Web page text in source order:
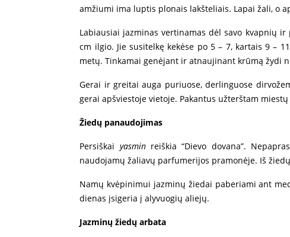
amžiumi ima luptis plonais lakšteliais. Lapai žali, o
Labiausiai jazminas vertinamas dėl savo kvapnių
cm ilgio. Jie susitelkę kekėse po 5 – 7, kartais 9 –
metų. Tinkamai genėjant ir atnaujinant krūmą žydi
Gerai ir greitai auga puriuose, derlinguose
gerai apšviestoje vietoje. Pakantus užterštam
Žiedų panaudojimas
Persiškai yasminreiškia “Dievo dovana”.
naudojamų žaliavų parfumerijos pramonėje. Iš
Namų kvėpinimui jazminų žiedai paberiami ant
dienas įsigeria į alyvuogių aliejų.
Jazminų žiedų arbata